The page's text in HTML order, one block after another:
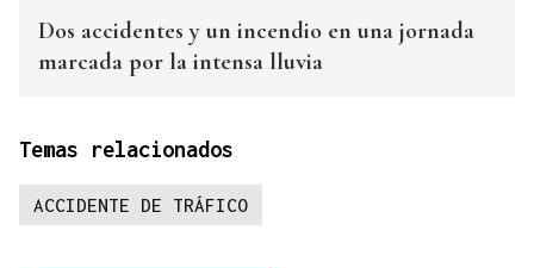
Dos accidentes y un incendio en una jornada
marcada por la intensa lluvia
Temas relacionados
ACCIDENTE DE TRÁFICO